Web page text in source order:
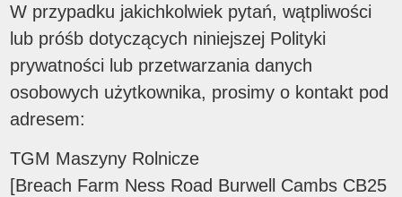
W przypadku jakichkolwiek pytań, wątpliwości
lub próśb dotyczących niniejszej Polityki
prywatności lub przetwarzania danych
osobowych użytkownika, prosimy o kontakt pod
adresem:
TGM Maszyny Rolnicze
[Breach Farm Ness Road Burwell Cambs CB25